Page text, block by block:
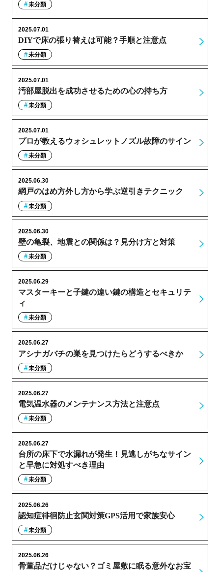
未分類
DIYで床の張り替えは可能？手順と注意点
2025.07.01
未分類
汚部屋脱出を成功させるための心の持ち方
2025.07.01
未分類
プロが教えるウォシュレットノズル故障のサイン
2025.07.01
未分類
網戸のはめ方外し方から学ぶ逆引きテクニック
2025.06.30
未分類
壁の亀裂、地震との関係は？見分け方と対策
2025.06.30
未分類
マスターキーと子鍵の違い鍵の構造とセキュリテ
ィ
2025.06.29
未分類
アシナガバチの巣を見つけたらどうするべきか
2025.06.27
未分類
電気温水器のメンテナンス方法と注意点
2025.06.27
未分類
台所の床下で水漏れが発生！見逃しがちなサイン
と早急に対処すべき理由
2025.06.27
未分類
認知症徘徊防止玄関対策GPS活用で家族安心
2025.06.26
未分類
骨董品だけじゃない？ゴミ屋敷に眠る意外なお宝
2025.06.26